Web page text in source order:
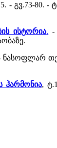
- გვ.73-80.
ისტორია. -
- ნასოფლარ
ჰარმონია,